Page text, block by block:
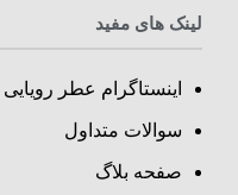
لینک های مفید
اینستاگرام عطر رویایی
سوالات متداول
صفحه بلاگ